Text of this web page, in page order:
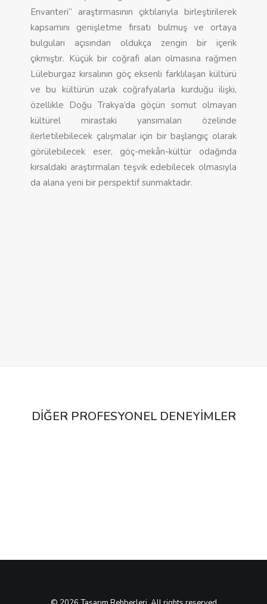
Envanteri” araştırmasının çıktılarıyla birleştirilerek
kapsamını genişletme fırsatı bulmuş ve ortaya
bulguları açısından oldukça zengin bir içerik
çıkmıştır. Küçük bir coğrafi alan olmasına rağmen
Lüleburgaz kırsalının göç eksenli farklılaşan kültürü
ve bu kültürün uzak coğrafyalarla kurduğu ilişki,
özellikle Doğu Trakya’da göçün somut olmayan
kültürel mirastaki yansımaları özelinde
ilerletilebilecek çalışmalar için bir başlangıç olarak
görülebilecek eser, göç-mekân-kültür odağında
kırsaldaki araştırmaları teşvik edebilecek olmasıyla
da alana yeni bir perspektif sunmaktadır.
DIĞER PROFESYONEL DENEYIMLER